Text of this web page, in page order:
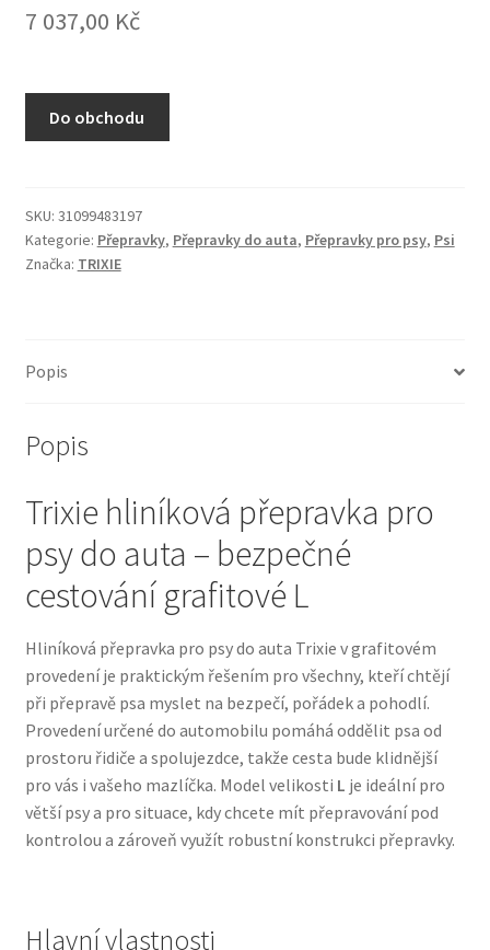
N&D Farmina pro kočky — Italské holistic krmivo
Pamlsky pro kočky
Royal Canin pro kočky
Veterinární dieta pro kočky
Bozita pro psy — Švédské krmivo s nordickou kvalitou
Brit pro psy
Granule pro psy
Natural Trainer pro psy — Italské krmivo s
přírodními složkami
Happy Dog — Německá kvalita a přirozené složení
7 037,00 Kč
Do obchodu
SKU: 31099483197
Kategorie: Přepravky, Přepravky do auta, Přepravky pro psy, Psi
Značka: TRIXIE
Popis
Popis
Trixie hliníková přepravka pro
psy do auta – bezpečné
cestování grafitové L
Hliníková přepravka pro psy do auta Trixie v grafitovém
provedení je praktickým řešením pro všechny, kteří chtějí
při přepravě psa myslet na bezpečí, pořádek a pohodlí.
Provedení určené do automobilu pomáhá oddělit psa od
prostoru řidiče a spolujezdce, takže cesta bude klidnější
pro vás i vašeho mazlíčka. Model velikosti L je ideální pro
větší psy a pro situace, kdy chcete mít přepravování pod
kontrolou a zároveň využít robustní konstrukci přepravky.
Hlavní vlastnosti